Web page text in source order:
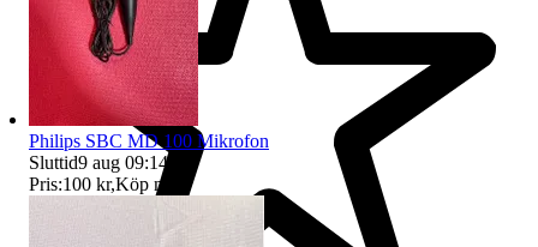
Philips SBC MD 100 Mikrofon
Sluttid9 aug 09:14
Pris:100 kr,Köp nu